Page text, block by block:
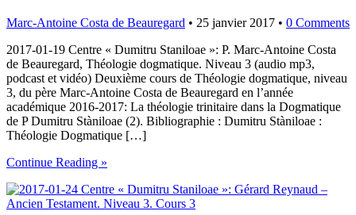
Marc-Antoine Costa de Beauregard • 25 janvier 2017 • 0 Comments
2017-01-19 Centre « Dumitru Staniloae »: P. Marc-Antoine Costa
de Beauregard, Théologie dogmatique. Niveau 3 (audio mp3,
podcast et vidéo) Deuxième cours de Théologie dogmatique, niveau
3, du père Marc-Antoine Costa de Beauregard en l’année
académique 2016-2017: La théologie trinitaire dans la Dogmatique
de P Dumitru Stàniloae (2). Bibliographie : Dumitru Stàniloae :
Théologie Dogmatique […]
Continue Reading »